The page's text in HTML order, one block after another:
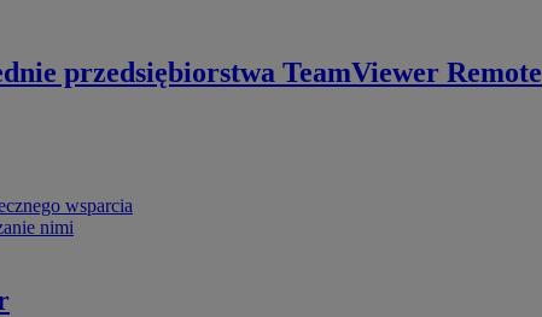
przedsiębiorstwa TeamViewer Remote
wsparcia
nimi